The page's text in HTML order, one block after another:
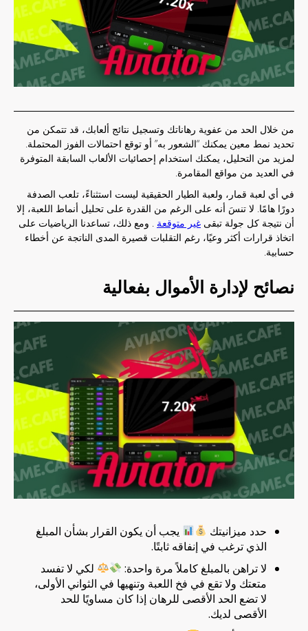
من خلال الحد من عفوية رهاناتك وتسجيل نتائج ألعابك، قد تتمكن من
تحديد نمط معين يمكنك “الشعور به” أو توقع احتمالات الفوز المحتملة.
لمزيد من التحليل، يمكنك استخدام إحصائيات الألعاب السابقة المتوفرة
في العديد من مواقع المقامرة.
في أي لعبة قمار، ولعبة الطيار الحقيقية ليست استثناءً، تلعب الصدفة
دورًا هامًا. لا تنسَ أنه على الرغم من القدرة على تحليل أنماط اللعبة، إلا
أن نتيجة كل جولة تبقى غير متوقعة . ومع ذلك، تساعدنا الرياضيات على
اتخاذ قرارات أكثر وعيًا، رغم التقلبات قصيرة المدى الناتجة عن أخطاء
حسابية.
نصائح لإدارة الأموال بفعالية
حدد ميزانيتك
يجب أن يكون القرار بشأن المبلغ
الذي ترغب في إنفاقه ثابتًا.
لا تراهن بالمبلغ كاملاً مرة واحدة:
لكي لا تفسد
متعتك ولا تقع في فخ اللعبة وتنهيها في الثواني الأولى،
لا تضع الحد الأقصى للرهان إذا كان مساويًا للحد
الأقصى لديك.